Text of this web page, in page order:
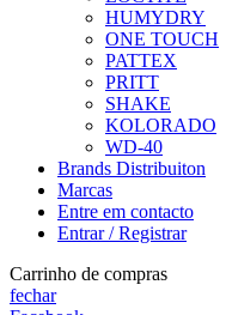
HUMYDRY
ONE TOUCH
PATTEX
PRITT
SHAKE
KOLORADO
WD-40
Brands Distribuiton
Marcas
Entre em contacto
Entrar / Registrar
Carrinho de compras
fechar